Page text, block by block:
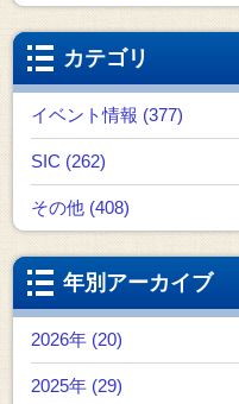
カテゴリ
イベント情報 (377)
SIC (262)
その他 (408)
年別アーカイブ
2026年 (20)
2025年 (29)